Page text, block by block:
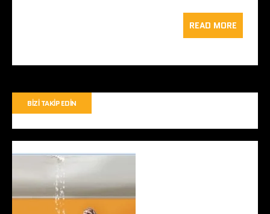
READ MORE
BIZI TAKIP EDIN